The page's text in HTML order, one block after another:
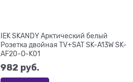
IEK SKANDY Арктический белый
Розетка двойная TV+SAT SK-A13W SK-
AF20-O-K01
982 руб.